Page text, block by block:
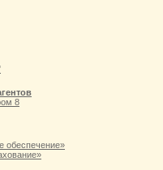
8
обеспечение»